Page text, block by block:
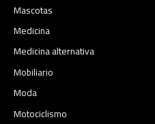
Mascotas
Medicina
Medicina alternativa
Mobiliario
Moda
Motociclismo